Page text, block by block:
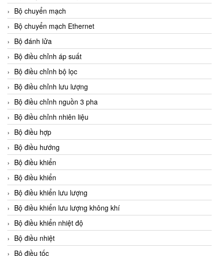
Bộ chuyển mạch
Bộ chuyển mạch Ethernet
Bộ đánh lửa
Bộ điều chỉnh áp suất
Bộ điều chỉnh bộ lọc
Bộ điều chỉnh lưu lượng
Bộ điều chỉnh nguồn 3 pha
Bộ điều chỉnh nhiên liệu
Bộ điều hợp
Bộ điều hướng
Bộ điều khiển
Bộ điều khiển
Bộ điều khiển lưu lượng
Bộ điều khiển lưu lượng không khí
Bộ điều khiển nhiệt độ
Bộ điều nhiệt
Bộ điều tốc